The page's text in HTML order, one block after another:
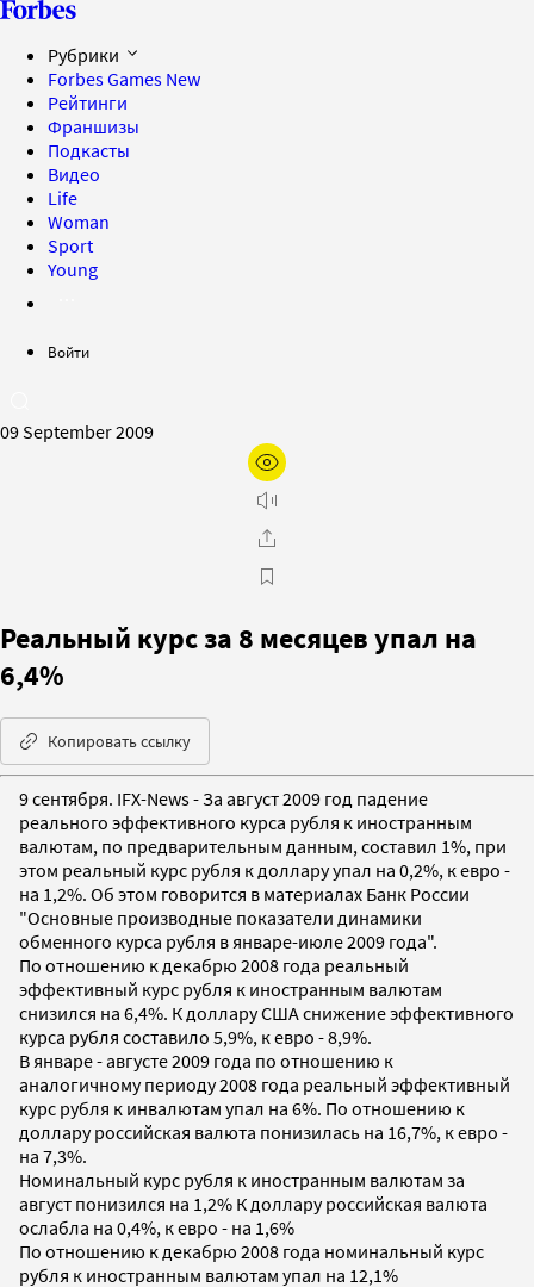
Рубрики
Forbes Games New
Рейтинги
Франшизы
Подкасты
Видео
Life
Woman
Sport
Young
Войти
09 September 2009
Реальный курс за 8 месяцев упал на
6,4%
Копировать ссылку
9 сентября. IFX-News - За август 2009 год падение
реального эффективного курса рубля к иностранным
валютам, по предварительным данным, составил 1%, при
этом реальный курс рубля к доллару упал на 0,2%, к евро -
на 1,2%. Об этом говорится в материалах Банк России
"Основные производные показатели динамики
обменного курса рубля в январе-июле 2009 года".
По отношению к декабрю 2008 года реальный
эффективный курс рубля к иностранным валютам
снизился на 6,4%. К доллару США снижение эффективного
курса рубля составило 5,9%, к евро - 8,9%.
В январе - августе 2009 года по отношению к
аналогичному периоду 2008 года реальный эффективный
курс рубля к инвалютам упал на 6%. По отношению к
доллару российская валюта понизилась на 16,7%, к евро -
на 7,3%.
Номинальный курс рубля к иностранным валютам за
август понизился на 1,2% К доллару российская валюта
ослабла на 0,4%, к евро - на 1,6%
По отношению к декабрю 2008 года номинальный курс
рубля к иностранным валютам упал на 12,1%